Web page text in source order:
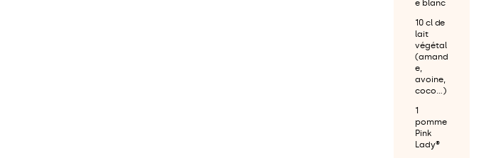
e blanc
10 cl de
lait
végétal
(amand
e,
avoine,
coco…)
1
pomme
Pink
Lady®